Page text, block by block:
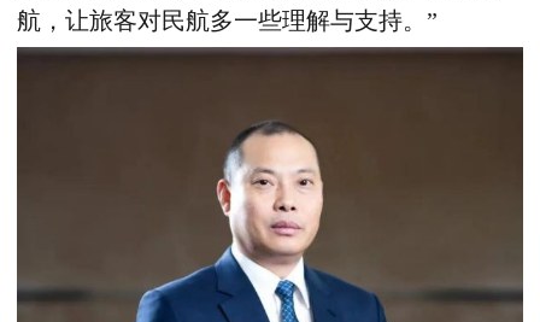
航，让旅客对民航多一些理解与支持。”